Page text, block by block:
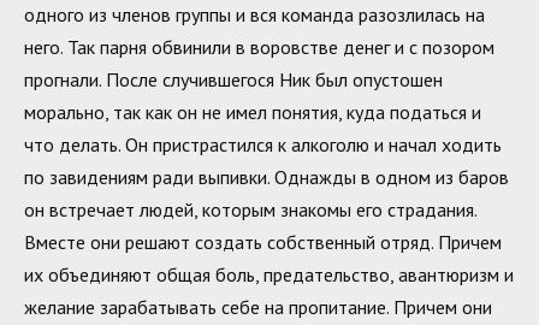
одного из членов группы и вся команда разозлилась на
него. Так парня обвинили в воровстве денег и с позором
прогнали. После случившегося Ник был опустошен
морально, так как он не имел понятия, куда податься и
что делать. Он пристрастился к алкоголю и начал ходить
по завидениям ради выпивки. Однажды в одном из баров
он встречает людей, которым знакомы его страдания.
Вместе они решают создать собственный отряд. Причем
их объединяют общая боль, предательство, авантюризм и
желание зарабатывать себе на пропитание. Причем они